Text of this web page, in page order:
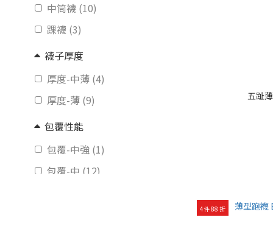
中筒襪 (10)
踝襪 (3)
襪子厚度
厚度-中薄 (4)
厚度-薄 (9)
包覆性能
包覆-中強 (1)
包覆-中 (12)
五趾
4件 88 折